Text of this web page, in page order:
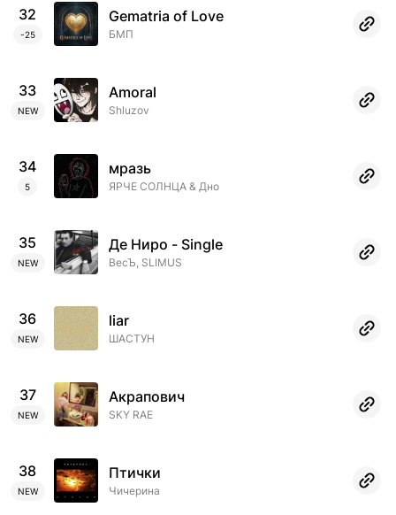
32
-25
Gematria of Love
БМП
33
NEW
Amoral
Shluzov
34
5
мразь
ЯРЧЕ СОЛНЦА & Дно
35
NEW
Де Ниро - Single
ВесЪ, SLIMUS
36
NEW
liar
ШАСТУН
37
NEW
Акрапович
SKY RAE
38
NEW
Птички
Чичерина